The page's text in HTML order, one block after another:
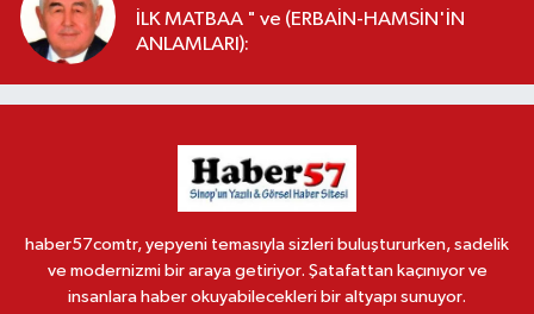
İLK MATBAA " ve (ERBAİN-HAMSİN'İN
ANLAMLARI):
haber57comtr, yepyeni temasıyla sizleri buluştururken, sadelik
ve modernizmi bir araya getiriyor. Şatafattan kaçınıyor ve
insanlara haber okuyabilecekleri bir altyapı sunuyor.